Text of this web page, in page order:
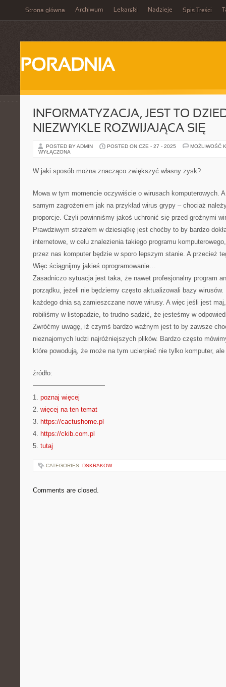
Strona główna Archiwum Lekarski Nadzieje Spis Treści
PORADNIA
INFORMATYZACJA, JEST TO
NIEZWYKLE ROZWIJAJĄCA SIĘ
POSTED BY ADMIN POSTED ON CZE - 27 - 2025
MOŻLIWOŚĆ
WYŁĄCZONA
W jaki sposób można znacząco zwiększyć własny zysk?
Mowa w tym momencie oczywiście o wirusach komputerowych.
samym zagrożeniem jak na przykład wirus grypy – chociaż
proporcje. Czyli powinniśmy jakoś uchronić się przed groźnymi
Prawdziwym strzałem w dziesiątkę jest choćby to by bardzo
internetowe, w celu znalezienia takiego programu
przez nas komputer będzie w sporo lepszym stanie. A przecież
Więc ściągnijmy jakieś oprogramowanie…
Zasadniczo sytuacja jest taka, że nawet profesjonalny program
porządku, jeżeli nie będziemy często aktualizowali bazy
każdego dnia są zamieszczane nowe wirusy. A więc jeśli jest
robiliśmy w listopadzie, to trudno sądzić, że jesteśmy w
Zwróćmy uwagę, iż czymś bardzo ważnym jest to by zawsze
nieznajomych ludzi najróżniejszych plików. Bardzo często
które powodują, że może na tym ucierpieć nie tylko komputer,
źródło:
———————————
1. poznaj więcej
2. więcej na ten temat
3. https://cactushome.pl
4. https://ckib.com.pl
5. tutaj
CATEGORIES: DSKRAKOW
Comments are closed.